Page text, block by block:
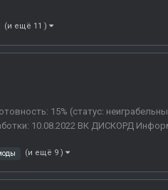
(и ещё 11 )
15% (статус:
10.08.2022 ВК ДИСКОРД
(и ещё 9 )